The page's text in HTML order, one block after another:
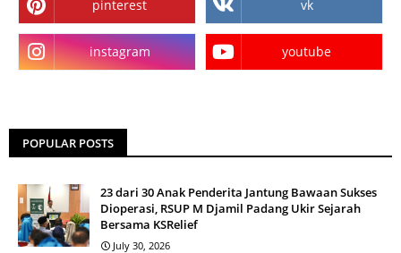
pinterest vk
instagram youtube
POPULAR POSTS
23 dari 30 Anak Penderita Jantung Bawaan Sukses
Dioperasi, RSUP M Djamil Padang Ukir Sejarah
Bersama KSRelief
July 30, 2026